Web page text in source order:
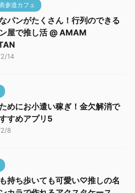
参道カフェ
パンがたくさん！行列のできる
屋で推し活 @ AMAM
14
めにお小遣い稼ぎ！金欠解消で
すめアプリ5
8
持ち歩いても可愛い♡推しの名